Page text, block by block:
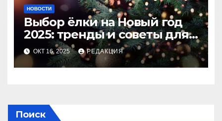
НОВОСТИ
Выбор ёлки на Новый год
2025: тренды и советы для
идеального праздника
ОКТ 16, 2025 РЕДАКЦИЯ
Поиск